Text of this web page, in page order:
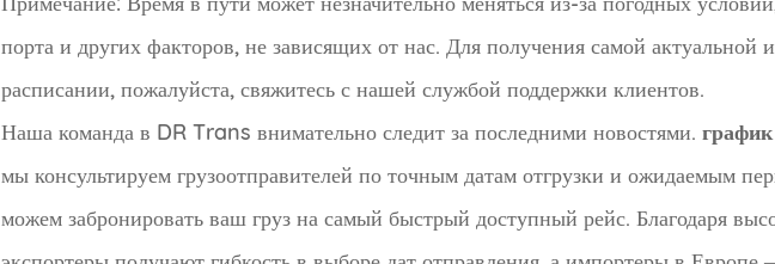
порта и других факторов, не зависящих от нас. Для получения самой актуальной
расписании, пожалуйста, свяжитесь с нашей службой поддержки клиентов.
Наша команда в DR Trans внимательно следит за последними новостями.
мы консультируем грузоотправителей по точным датам отгрузки и ожидаемым
можем забронировать ваш груз на самый быстрый доступный рейс. Благодаря